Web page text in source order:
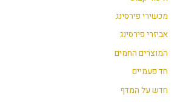
י
מכשירי פירסינג
אביזרי פירסינג
המוצרים החמים
חד פעמיים
חדש על המדף